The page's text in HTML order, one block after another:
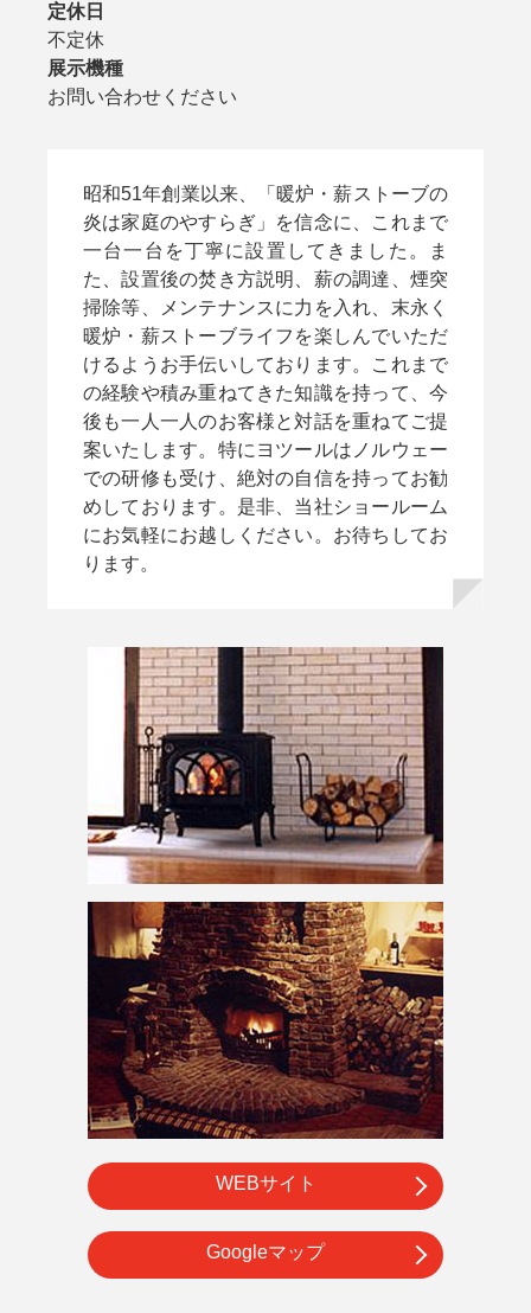
定休日
不定休
展示機種
お問い合わせください
昭和51年創業以来、「暖炉・薪ストーブの
炎は家庭のやすらぎ」を信念に、これまで
一台一台を丁寧に設置してきました。ま
た、設置後の焚き方説明、薪の調達、煙突
掃除等、メンテナンスに力を入れ、末永く
暖炉・薪ストーブライフを楽しんでいただ
けるようお手伝いしております。これまで
の経験や積み重ねてきた知識を持って、今
後も一人一人のお客様と対話を重ねてご提
案いたします。特にヨツールはノルウェー
での研修も受け、絶対の自信を持ってお勧
めしております。是非、当社ショールーム
にお気軽にお越しください。お待ちしてお
ります。
WEBサイト
Googleマップ